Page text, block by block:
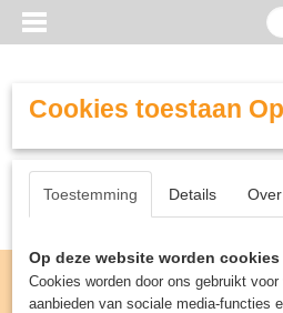
Cookies toestaan
Toestemming Details Over
Op deze website worden
Cookies worden door ons gebruikt
aanbieden van sociale media-functies